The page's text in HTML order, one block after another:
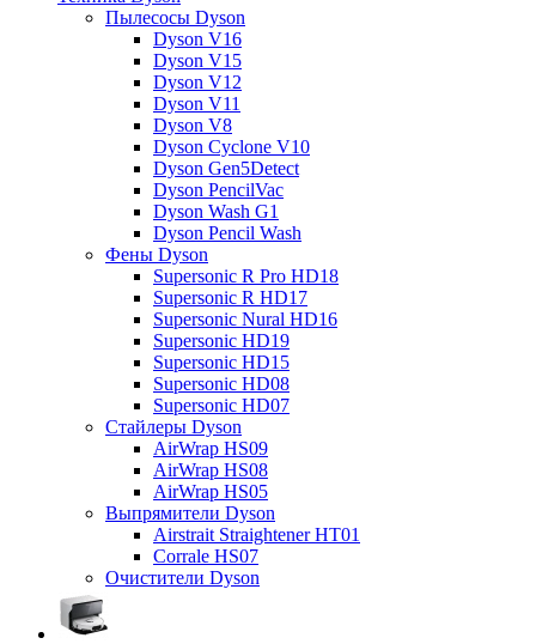
Пылесосы Dyson
Dyson V16
Dyson V15
Dyson V12
Dyson V11
Dyson V8
Dyson Cyclone V10
Dyson Gen5Detect
Dyson PencilVac
Dyson Wash G1
Dyson Pencil Wash
Фены Dyson
Supersonic R Pro HD18
Supersonic R HD17
Supersonic Nural HD16
Supersonic HD19
Supersonic HD15
Supersonic HD08
Supersonic HD07
Стайлеры Dyson
AirWrap HS09
AirWrap HS08
AirWrap HS05
Выпрямители Dyson
Airstrait Straightener HT01
Corrale HS07
Очистители Dyson